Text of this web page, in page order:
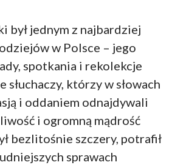
był jednym z najbardziej
w Polsce – jego
spotkania i rekolekcje
słuchaczy, którzy w słowach
i oddaniem odnajdywali
i ogromną mądrość
bezlitośnie szczery, potrafił
sprawach